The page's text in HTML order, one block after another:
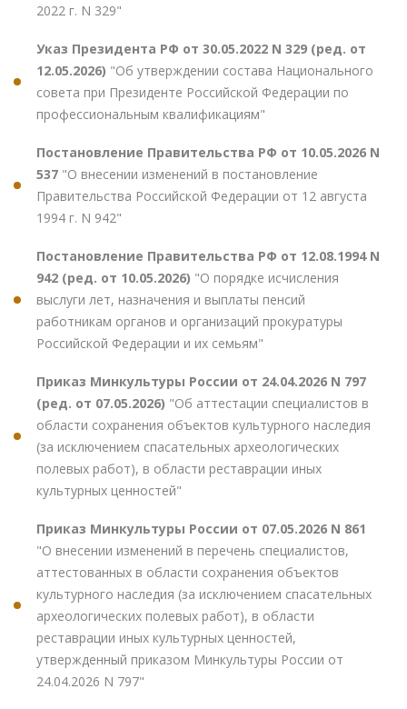
2022 г. N 329"
Указ Президента РФ от 30.05.2022 N 329 (ред. от
12.05.2026) "Об утверждении состава Национального
совета при Президенте Российской Федерации по
профессиональным квалификациям"
Постановление Правительства РФ от 10.05.2026 N
537 "О внесении изменений в постановление
Правительства Российской Федерации от 12 августа
1994 г. N 942"
Постановление Правительства РФ от 12.08.1994 N
942 (ред. от 10.05.2026) "О порядке исчисления
выслуги лет, назначения и выплаты пенсий
работникам органов и организаций прокуратуры
Российской Федерации и их семьям"
Приказ Минкультуры России от 24.04.2026 N 797
(ред. от 07.05.2026) "Об аттестации специалистов в
области сохранения объектов культурного наследия
(за исключением спасательных археологических
полевых работ), в области реставрации иных
культурных ценностей"
Приказ Минкультуры России от 07.05.2026 N 861
"О внесении изменений в перечень специалистов,
аттестованных в области сохранения объектов
культурного наследия (за исключением спасательных
археологических полевых работ), в области
реставрации иных культурных ценностей,
утвержденный приказом Минкультуры России от
24.04.2026 N 797"